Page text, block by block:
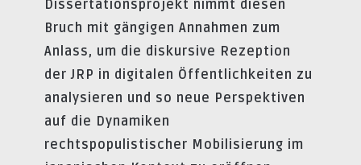
Dissertationsprojekt nimmt diesen
Bruch mit gängigen Annahmen zum
Anlass, um die diskursive Rezeption
der JRP in digitalen Öffentlichkeiten zu
analysieren und so neue Perspektiven
auf die Dynamiken
rechtspopulistischer Mobilisierung im